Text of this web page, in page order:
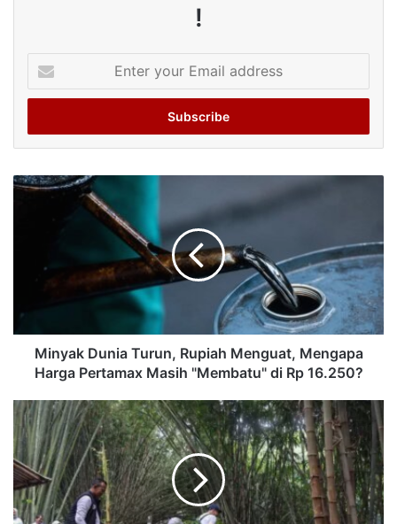
!
your
Email
Minyak Dunia Turun, Rupiah Menguat, Mengapa
Harga Pertamax Masih "Membatu" di Rp 16.250?